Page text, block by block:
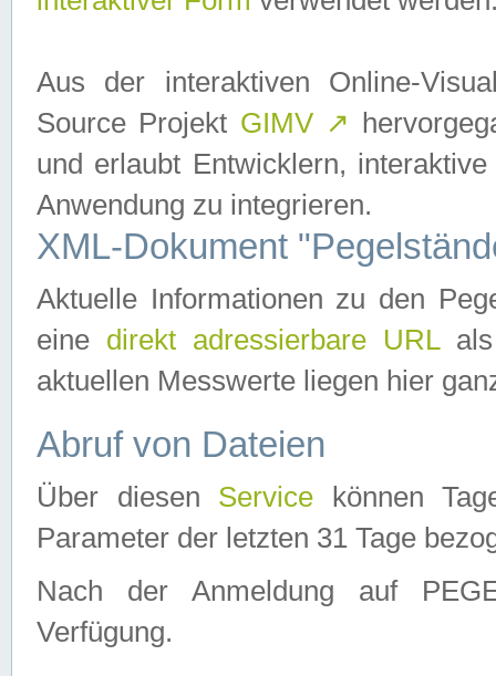
Aus der interaktiven Online-
Source Projekt GIMV ↗
und erlaubt Entwicklern,
Anwendung zu integrieren.
XML-Dokument
Aktuelle Informationen zu den
eine direkt adressierbare URLals
aktuellen Messwerte liegen hier
Abruf von Dateien
Über diesen Service können
Parameter der letzten 31 Tage
Nach der Anmeldung auf
Verfügung.